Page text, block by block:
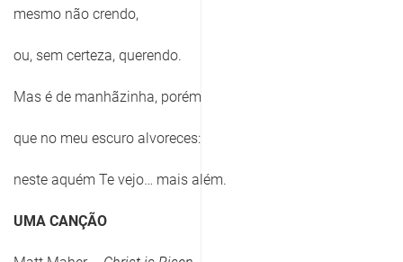
mesmo não crendo,
ou, sem certeza, querendo.
Mas é de manhãzinha, porém
que no meu escuro alvoreces:
neste aquém Te vejo… mais além.
UMA CANÇÃO